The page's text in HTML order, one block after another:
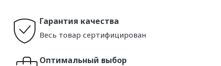
Гарантия качества
Весь товар сертифицирован
Оптимальный выбор